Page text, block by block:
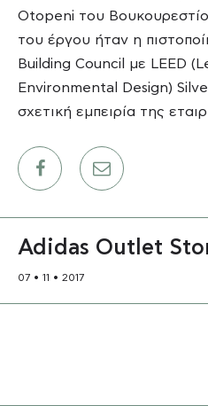
Otopeni του
του έργου ήταν η
Building Council με LEED
Environmental Design)
σχετική εμπειρία της
Adidas Outlet
07 • 11 • 2017